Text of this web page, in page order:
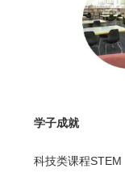
学子成就
科技类课程